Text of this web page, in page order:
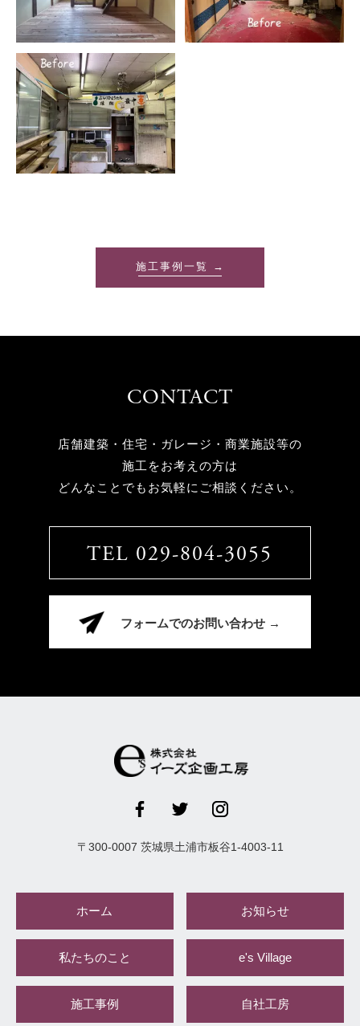
施工事例一覧 →
CONTACT
店舗建築・住宅・ガレージ・商業施設等の
施工をお考えの方は
どんなことでもお気軽にご相談ください。
TEL 029-804-3055
フォームでのお問い合わせ →
〒 300-0007 茨城県土浦市板谷1-4003-11
ホーム お知らせ
私たちのこと e's Village
施工事例 自社工房